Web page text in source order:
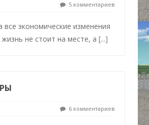
5 комментариев
все экономические изменения
не стоит на месте, а[...]
6 комментариев